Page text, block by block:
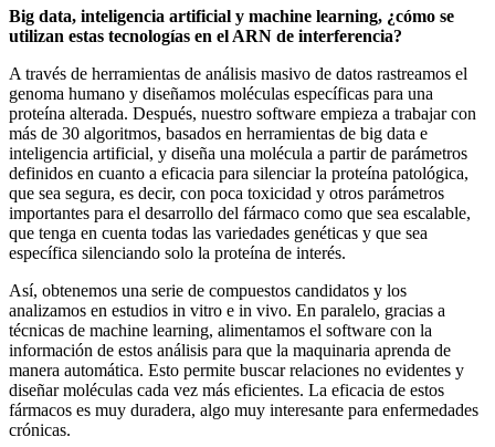
Big data, inteligencia artificial y machine learning, ¿cómo se
utilizan estas tecnologías en el ARN de interferencia?
A través de herramientas de análisis masivo de datos rastreamos el
genoma humano y diseñamos moléculas específicas para una
proteína alterada. Después, nuestro software empieza a trabajar con
más de 30 algoritmos, basados en herramientas de big data e
inteligencia artificial, y diseña una molécula a partir de parámetros
definidos en cuanto a eficacia para silenciar la proteína patológica,
que sea segura, es decir, con poca toxicidad y otros parámetros
importantes para el desarrollo del fármaco como que sea escalable,
que tenga en cuenta todas las variedades genéticas y que sea
específica silenciando solo la proteína de interés.
Así, obtenemos una serie de compuestos candidatos y los
analizamos en estudios in vitro e in vivo. En paralelo, gracias a
técnicas de machine learning, alimentamos el software con la
información de estos análisis para que la maquinaria aprenda de
manera automática. Esto permite buscar relaciones no evidentes y
diseñar moléculas cada vez más eficientes. La eficacia de estos
fármacos es muy duradera, algo muy interesante para enfermedades
crónicas.